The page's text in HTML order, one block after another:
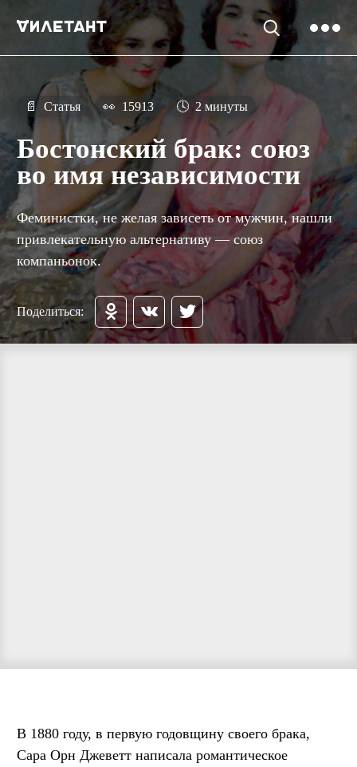
📄 Статья 👀 15913 🕓 2 минуты
Бостонский брак: союз
во имя независимости
Феминистки, не желая зависеть от мужчин, нашли
привлекательную альтернативу — союз
компаньонок.
Поделиться:
В 1880 году, в первую годовщину своего брака,
Сара Орн Джеветт написала романтическое